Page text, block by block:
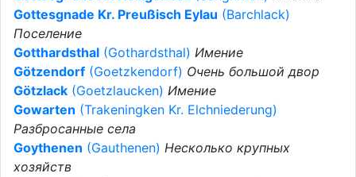
Gottesgnade Kr. Preußisch Eylau (Barchlack)
Поселение
Gotthardsthal (Gothardsthal) Имение
Götzendorf (Goetzkendorf) Очень большой двор
Götzlack (Goetzlaucken) Имение
Gowarten (Trakeningken Kr. Elchniederung)
Разбросанные села
Goythenen (Gauthenen) Несколько крупных
хозяйств